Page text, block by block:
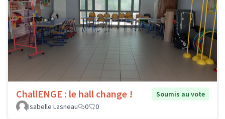
ChallENGE : le hall change !
Soumis au vote
Isabelle Lasneau
0 0